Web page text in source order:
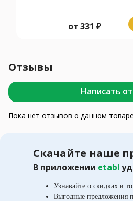
от 331 ₽
Отзывы
Написать
Пока нет отзывов о данном товаре
Скачайте наше
В приложении etabl
Узнавайте о скидках и
Выгодные предложения